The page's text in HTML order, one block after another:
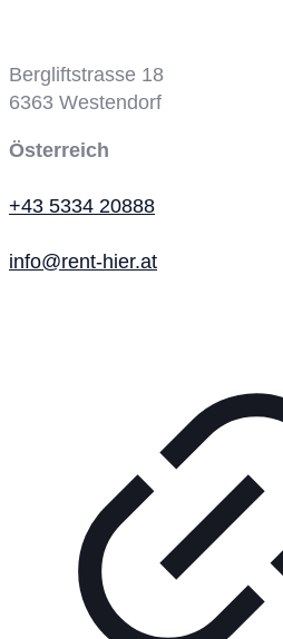
Bergliftstrasse 18
6363 Westendorf
Österreich
+43 5334 20888
info@rent-hier.at